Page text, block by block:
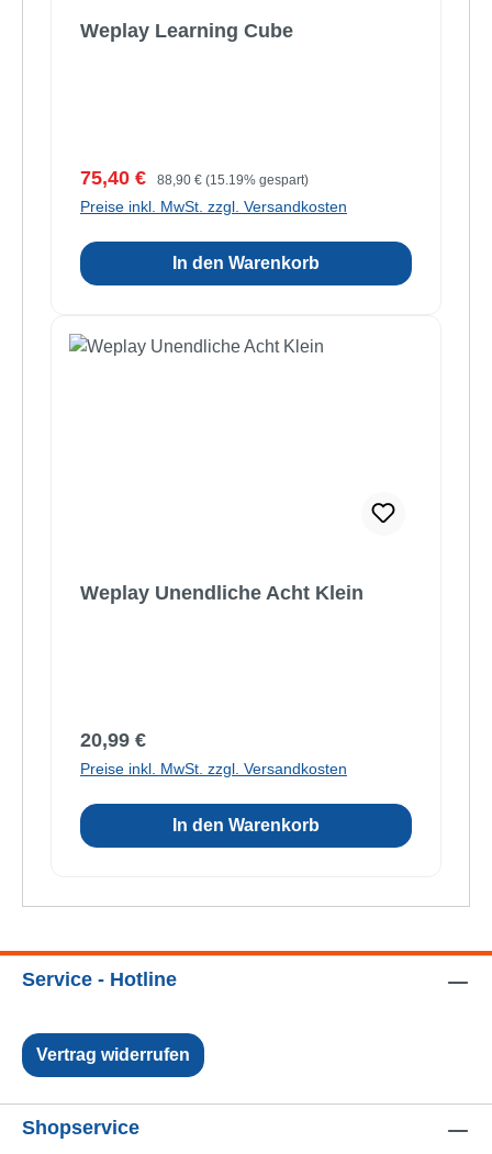
Weplay Learning Cube
Verkaufspreis:
75,40 € Regulärer Preis:
88,90 € (15.19% gespart)
Preise inkl. MwSt. zzgl. Versandkosten
In den Warenkorb
Weplay Unendliche Acht Klein
Regulärer Preis:
20,99 €
Preise inkl. MwSt. zzgl. Versandkosten
In den Warenkorb
Service - Hotline
Vertrag widerrufen
Shopservice